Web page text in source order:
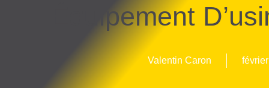
Équipement
Valentin Caron